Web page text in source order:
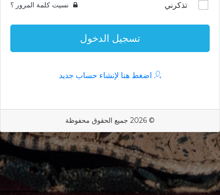
تذكرني نسيت كلمة المرور ؟
تسجيل الدخول
اضغط هنا لإنشاء حساب جديد
© 2026 جميع الحقوق محفوظة